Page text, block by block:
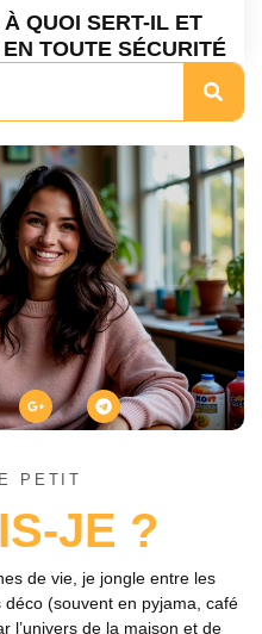
QUOI SERT-IL ET
TOUTE SÉCURITÉ
PETIT
JE ?
de vie, je jongle entre les
(souvent en pyjama, café
l’univers de la maison et de